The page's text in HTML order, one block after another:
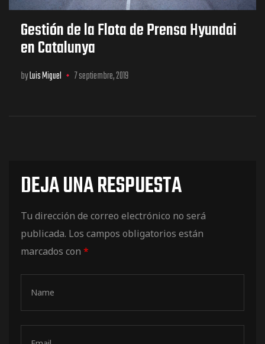
Gestión de la Flota de Prensa Hyundai
en Catalunya
byLuis Miguel 7 septiembre, 2019
DEJA UNA RESPUESTA
Tu dirección de correo electrónico no será
publicada. Los campos obligatorios están
marcados con *